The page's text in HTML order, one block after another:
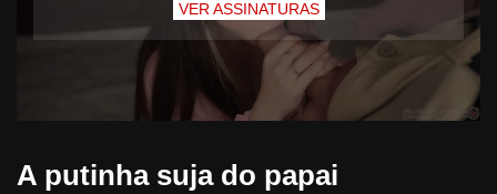
VER ASSINATURAS
A putinha suja do papai